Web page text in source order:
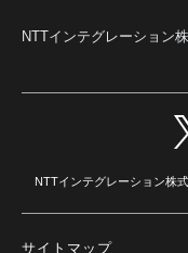
NTTインテグレーション
NTTインテグレーション株
サイトマップ